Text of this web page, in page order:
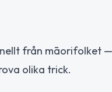
från māorifolket
olika trick.